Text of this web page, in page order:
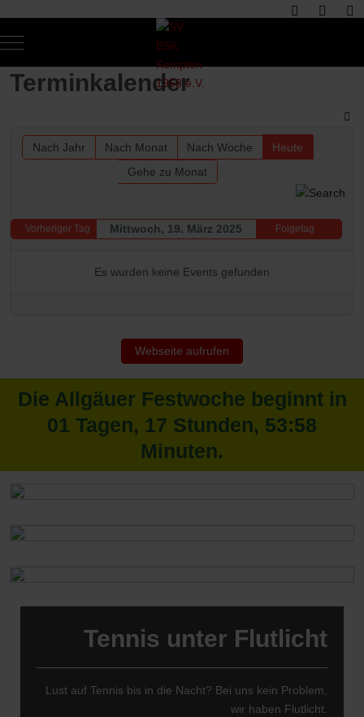
Mobile Menu Toggle
Terminkalender
Nach Jahr Nach Monat Nach Woche
Heute
Gehe zu Monat
Vorheriger Tag Mittwoch, 19. März 2025 Folgetag
Es wurden keine Events gefunden
Webseite aufrufen
Die Allgäuer Festwoche beginnt in
01 Tagen, 17 Stunden, 53:58
Minuten.
Tennis unter Flutlicht
Lust auf Tennis bis in die Nacht? Bei uns kein Problem,
wir haben Flutlicht.